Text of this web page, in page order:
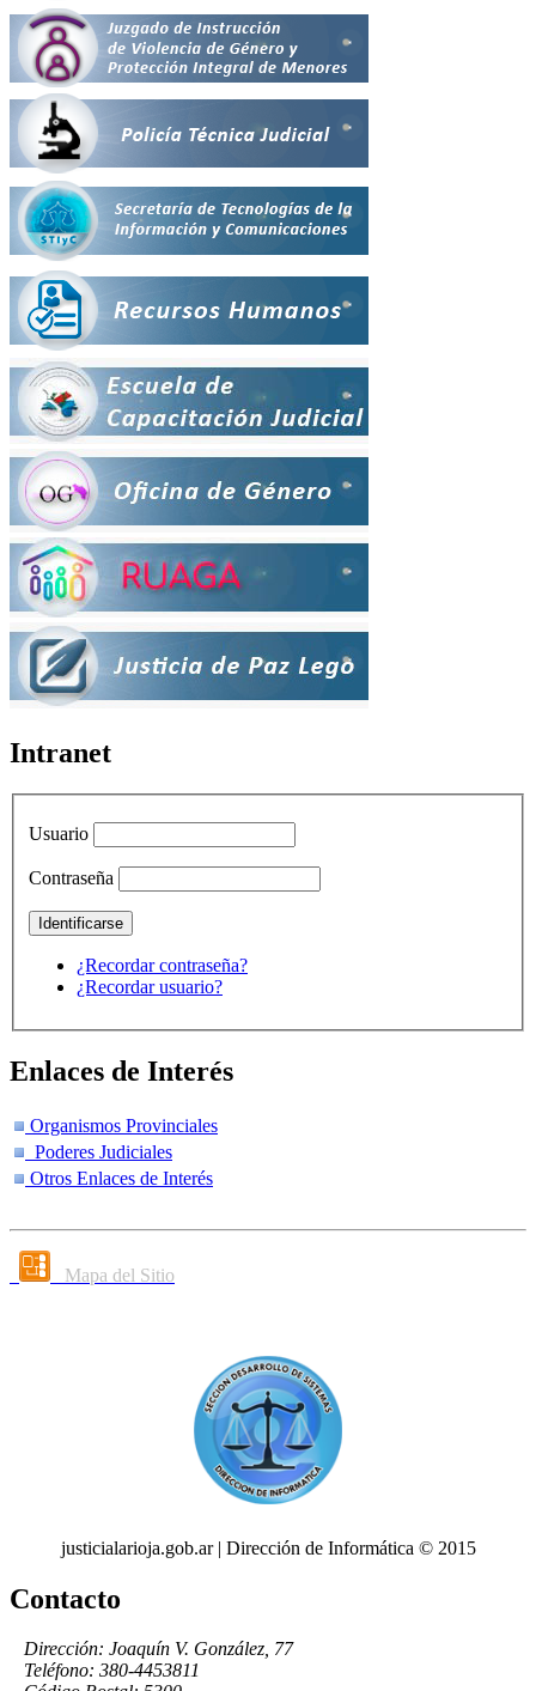
Intranet
Usuario
Contraseña
¿Recordar contraseña?
¿Recordar usuario?
Enlaces de Interés
Organismos Provinciales
Poderes Judiciales
Otros Enlaces de Interés
Mapa del Sitio
justicialarioja.gob.ar | Dirección de Informática © 2015
Contacto
Dirección: Joaquín V. González, 77
Teléfono: 380-4453811